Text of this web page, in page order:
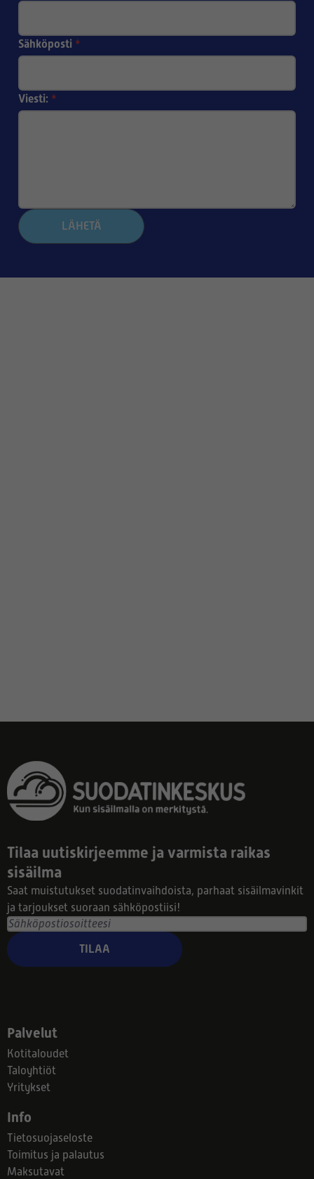
Sähköposti *
Viesti: *
LÄHETÄ
Tilaa uutiskirjeemme ja varmista raikas
sisäilma
Saat muistutukset suodatinvaihdoista, parhaat sisäilmavinkit
ja tarjoukset suoraan sähköpostiisi!
TILAA
Palvelut
Kotitaloudet
Taloyhtiöt
Yritykset
Info
Tietosuojaseloste
Toimitus ja palautus
Maksutavat